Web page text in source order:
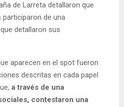
de Larreta detallaron que
de una
detallaron sus
aparecen en el spot fueron
descritas en cada papel
a través de una
contestaron una